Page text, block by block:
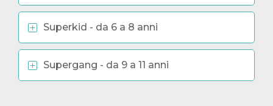
Superkid - da 6 a 8 anni
Supergang - da 9 a 11 anni